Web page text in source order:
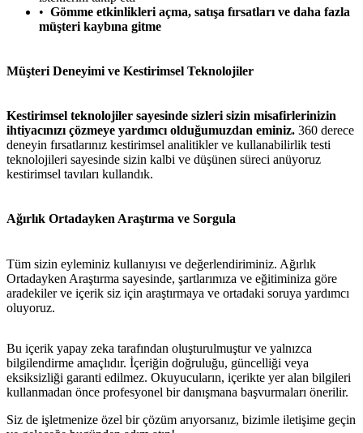
Gömme etkinlikleri açma, satışa fırsatları ve daha fazla
müşteri kaybına gitme
Müşteri Deneyimi ve Kestirimsel Teknolojiler
Kestirimsel teknolojiler sayesinde sizleri sizin misafirlerinizin
ihtiyacınızı çözmeye yardımcı olduğumuzdan eminiz. 360 derece
deneyin fırsatlarınız kestirimsel analitikler ve kullanabilirlik testi
teknolojileri sayesinde sizin kalbi ve düşünen süreci anüyoruz
kestirimsel tavıları kullandık.
Ağırlık Ortadayken Araştırma ve Sorgula
Tüm sizin eyleminiz kullanıyısı ve değerlendiriminiz. Ağırlık
Ortadayken Araştırma sayesinde, şartlarımıza ve eğitiminiza göre
aradekiler ve içerik siz için araştırmaya ve ortadaki soruya yardımcı
oluyoruz.
Bu içerik yapay zeka tarafından oluşturulmuştur ve yalnızca
bilgilendirme amaçlıdır. İçeriğin doğruluğu, güncelliği veya
eksiksizliği garanti edilmez. Okuyucuların, içerikte yer alan bilgileri
kullanmadan önce profesyonel bir danışmana başvurmaları önerilir.
Siz de işletmenize özel bir çözüm arıyorsanız, bizimle iletişime geçin